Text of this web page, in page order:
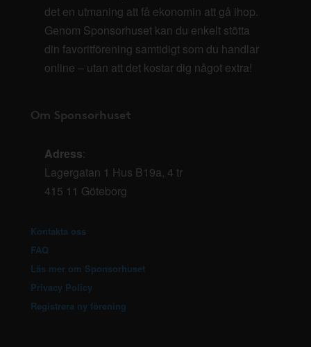
det en utmaning att få ekonomin att gå ihop.
Genom Sponsorhuset kan du enkelt stötta
din favoritförening samtidigt som du handlar
online – utan att det kostar dig något extra!
Om Sponsorhuset
Adress:
Lagergatan 1 Hus B19a, 4 tr
415 11 Göteborg
Kontakta oss
FAQ
Läs mer om Sponsorhuset
Privacy Policy
Registrera ny förening